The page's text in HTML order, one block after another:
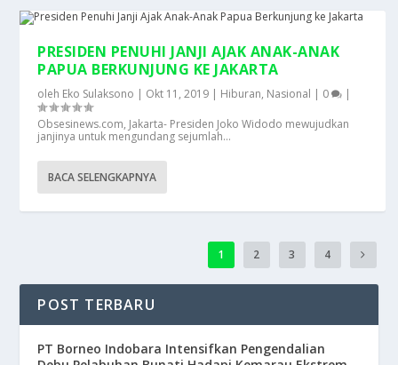
PRESIDEN PENUHI JANJI AJAK ANAK-ANAK
PAPUA BERKUNJUNG KE JAKARTA
oleh Eko Sulaksono | Okt 11, 2019 | Hiburan, Nasional | 0
|
Obsesinews.com, Jakarta- Presiden Joko Widodo mewujudkan
janjinya untuk mengundang sejumlah...
BACA SELENGKAPNYA
1 2 3 4
POST TERBARU
​PT Borneo Indobara Intensifkan Pengendalian